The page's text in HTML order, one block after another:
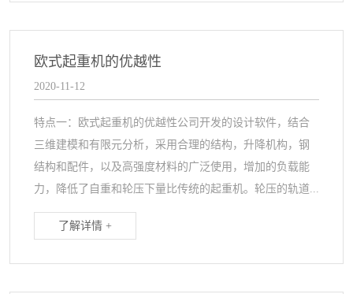
欧式起重机的优越性
2020-11-12
特点一：欧式起重机的优越性公司开发的设计软件，结合
三维建模和有限元分析，采用合理的结构，升降机构，钢
结构和配件，以及高强度材料的广泛使用，增加的负载能
力，降低了自重和轮压下量比传统的起重机。轮压的轨道...
了解详情 +